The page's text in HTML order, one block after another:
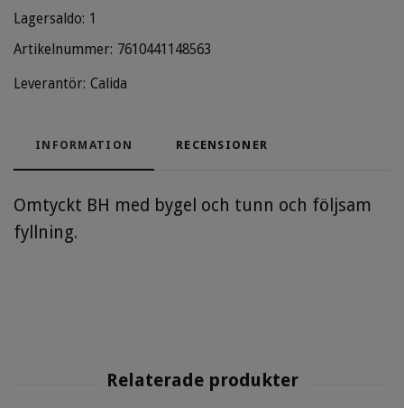
Lagersaldo: 1
Artikelnummer: 7610441148563
Leverantör: Calida
INFORMATION RECENSIONER
Omtyckt BH med bygel och tunn och följsam
fyllning.